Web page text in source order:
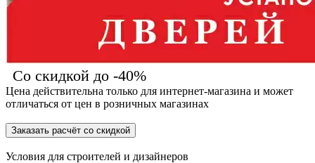
Со скидкой до -40%
Цена действительна только для интернет-магазина и может
отличаться от цен в розничных магазинах
Заказать расчёт со скидкой
Условия для строителей и дизайнеров